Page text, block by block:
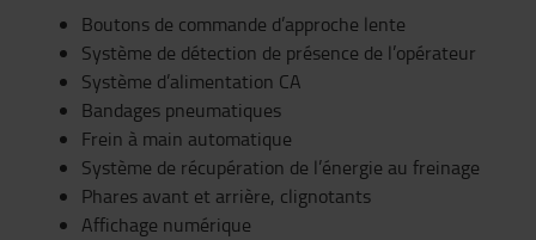
Boutons de commande d’approche lente
Système de détection de présence de l’opérateur
Système d’alimentation CA
Bandages pneumatiques
Frein à main automatique
Système de récupération de l’énergie au freinage
Phares avant et arrière, clignotants
Affichage numérique